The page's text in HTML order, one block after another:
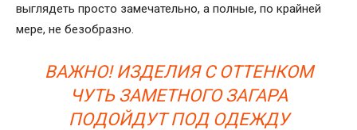
выглядеть просто замечательно, а полные, по крайней
мере, не безобразно.
ВАЖНО! ИЗДЕЛИЯ С ОТТЕНКОМ
ЧУТЬ ЗАМЕТНОГО ЗАГАРА
ПОДОЙДУТ ПОД ОДЕЖДУ